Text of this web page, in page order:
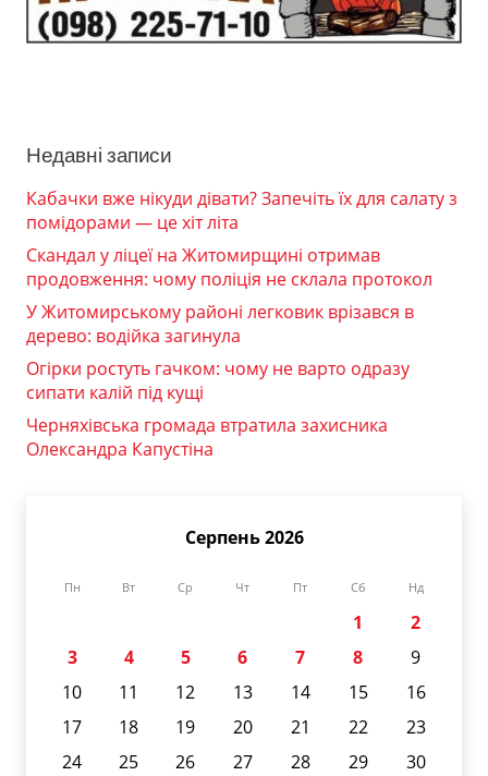
Недавні записи
Кабачки вже нікуди дівати? Запечіть їх для салату з
помідорами — це хіт літа
Скандал у ліцеї на Житомирщині отримав
продовження: чому поліція не склала протокол
У Житомирському районі легковик врізався в
дерево: водійка загинула
Огірки ростуть гачком: чому не варто одразу
сипати калій під кущі
Черняхівська громада втратила захисника
Олександра Капустіна
Серпень 2026
Пн Вт Ср Чт Пт Сб Нд
1
2
3
4 5 6 7 8
9
10
11 12 13 14 15
16
17
18 19 20 21 22
23
24
25 26 27 28 29
30